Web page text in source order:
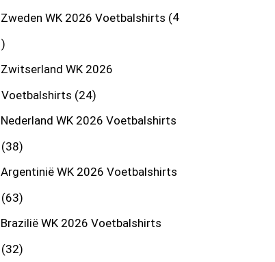
Zweden WK 2026 Voetbalshirts 4
Zwitserland WK 2026
Voetbalshirts 24
Nederland WK 2026 Voetbalshirts
38
Argentinië WK 2026 Voetbalshirts
63
Brazilië WK 2026 Voetbalshirts
32